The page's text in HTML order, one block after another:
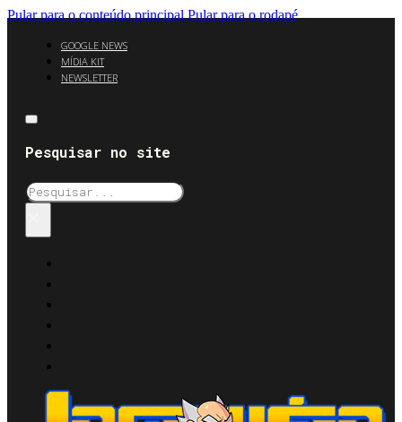
Pular para o conteúdo principal Pular para o rodapé
GOOGLE NEWS
MÍDIA KIT
NEWSLETTER
Pesquisar no site
Pesquisar